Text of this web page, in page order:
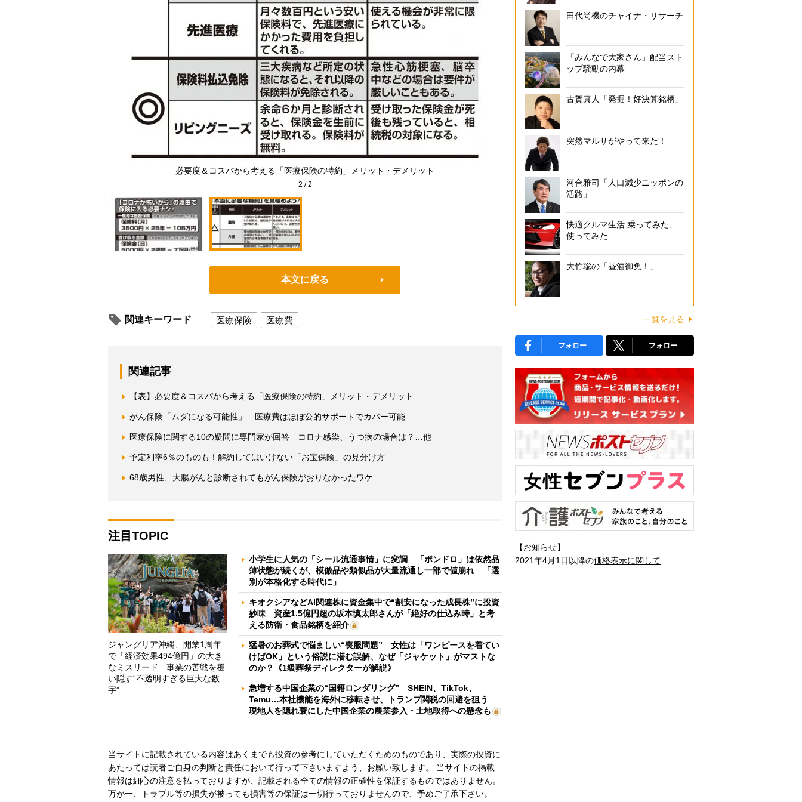
必要度＆コスパから考える「医療保険の特約」メリット・デメリット
2 /2
本文に戻る
関連キーワード 医療保険 医療費
関連記事
【表】必要度＆コスパから考える「医療保険の特約」メリット・デメリット
がん保険「ムダになる可能性」 医療費はほぼ公的サポートでカバー可能
医療保険に関する10の疑問に専門家が回答 コロナ感染、うつ病の場合は？…他
予定利率6％のものも！解約してはいけない「お宝保険」の見分け方
68歳男性、大腸がんと診断されてもがん保険がおりなかったワケ
注目TOPIC
ジャングリア沖縄、開業1周年
で「経済効果494億円」の大き
なミスリード 事業の苦戦を覆
い隠す“不透明すぎる巨大な数
字”
小学生に人気の「シール流通事情」に変調 「ボンドロ」は依然品
薄状態が続くが、模倣品や類似品が大量流通し一部で値崩れ 「選
別が本格化する時代に」
キオクシアなどAI関連株に資金集中で“割安になった成長株”に投資
妙味 資産1.5億円超の坂本慎太郎さんが「絶好の仕込み時」と考
える防衛・食品銘柄を紹介
猛暑のお葬式で悩ましい“喪服問題” 女性は「ワンピースを着てい
けばOK」という俗説に潜む誤解、なぜ「ジャケット」がマストな
のか？《1級葬祭ディレクターが解説》
急増する中国企業の“国籍ロンダリング” SHEIN、TikTok、
Temu…本社機能を海外に移転させ、トランプ関税の回避を狙う
現地人を隠れ蓑にした中国企業の農業参入・土地取得への懸念も
当サイトに記載されている内容はあくまでも投資の参考にしていただくためのものであり、実際の投資に
あたっては読者ご自身の判断と責任において行って下さいますよう、お願い致します。 当サイトの掲載
情報は細心の注意を払っておりますが、記載される全ての情報の正確性を保証するものではありません。
万が一、トラブル等の損失が被っても損害等の保証は一切行っておりませんので、予めご了承下さい。
田代尚機のチャイナ・リサーチ
「みんなで大家さん」配当スト
ップ騒動の内幕
古賀真人「発掘！好決算銘柄」
突然マルサがやって来た！
河合雅司「人口減少ニッポンの
活路」
快適クルマ生活 乗ってみた、
使ってみた
大竹聡の「昼酒御免！」
一覧を見る
フォロー フォロー
【お知らせ】
2021年4月1日以降の価格表示に関して